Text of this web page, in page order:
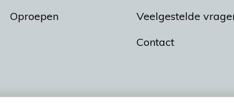
Oproepen
Veelgestelde
Contact